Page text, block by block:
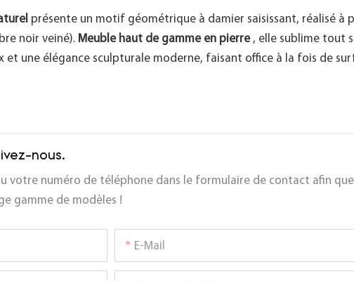
présente un motif géométrique à damier saisissant, réalisé à
noir veiné). Meuble haut de gamme en pierre, elle sublime tout
et une élégance sculpturale moderne, faisant office à la fois de
nous.
votre numéro de téléphone dans le formulaire de contact afin
gamme de modèles !
E-Mail